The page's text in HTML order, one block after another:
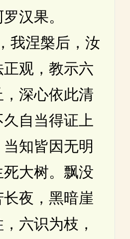
汉果。
涅槃后，汝
观，教示六
深心依此清
自当得证上
知皆因无明
大树。飘没
夜，黑暗崖
六识为枝，